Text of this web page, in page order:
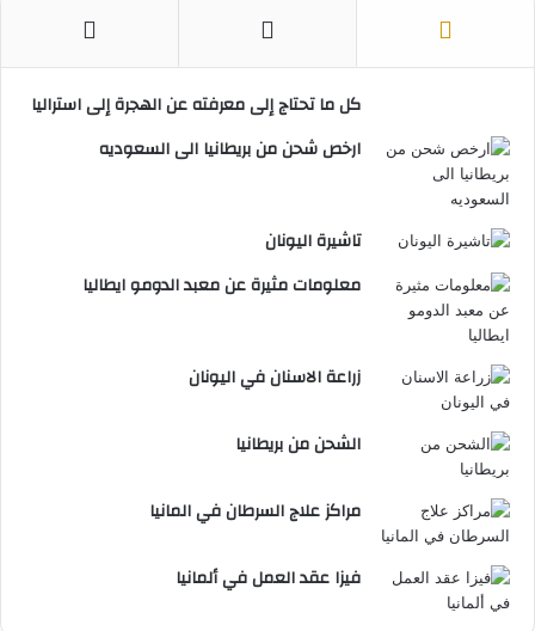
كل ما تحتاج إلى معرفته عن الهجرة إلى استراليا
ارخص شحن من بريطانيا الى السعوديه
تاشيرة اليونان
معلومات مثيرة عن معبد الدومو ايطاليا
زراعة الاسنان في اليونان
الشحن من بريطانيا
مراكز علاج السرطان في المانيا
فيزا عقد العمل في ألمانيا